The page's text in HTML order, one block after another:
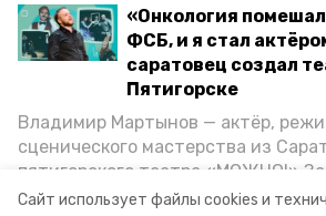
Сайт использует файлы cookies и
«Онкология
ФСБ, и я стал
саратовец создал
Пятигорске
Владимир Мартынов — актёр,
сценического мастерства из
пятигорского театра «МОЖНО!»
существования театр выпустил
«Со следующего года мы
повышать планку: будем
вступления в социальные
различных уровней,
денежные средства из
бюджета с тем, чтобы
жизни в Предгорье», —